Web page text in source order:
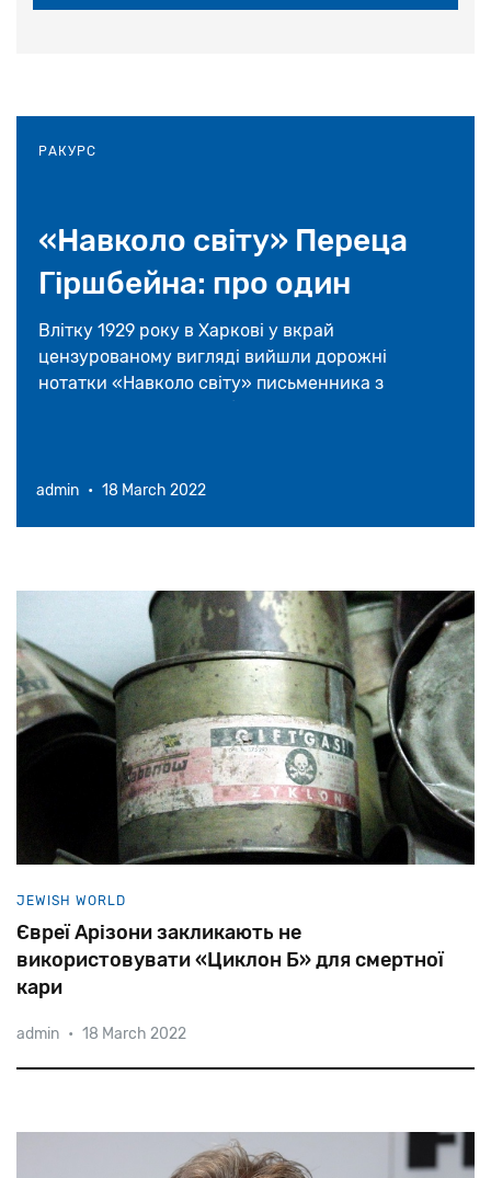
ВЄК у Женеві
На Закарпатті відновлять унікальну
синагогу у селі Великі Ком’яти
23 квітня 2026
РАКУРС
«Навколо свiту» Переца
Гіршбейна: про один
«вільний» переклад з
їдишу на українську
Влітку 1929 року в Харкові у вкрай
цензурованому вигляді вийшли дорожні
нотатки «Навколо свiту» письменника з
admin • 18 March 2022
JEWISH WORLD
Євреї Арізони закликають не
використовувати «Циклон Б» для смертної
кари
Як відомо, за допомогою
мільйона осіб в газових камерах
admin • 18 March 2022